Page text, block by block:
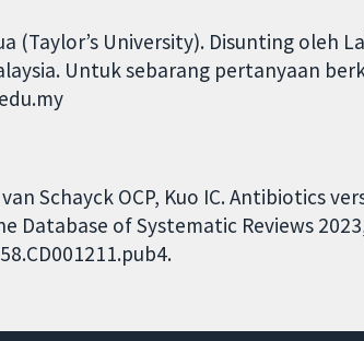
(Taylor’s University). Disunting oleh
Untuk sebarang pertanyaan
van Schayck OCP, Kuo IC. Antibiotics
Database of Systematic Reviews